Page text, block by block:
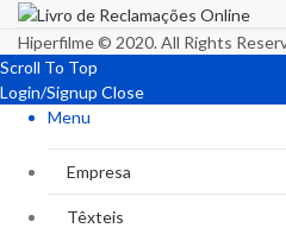
Hiperfilme © 2020. All Rights
Scroll To Top
Login/Signup Close
Menu
Empresa
Têxteis